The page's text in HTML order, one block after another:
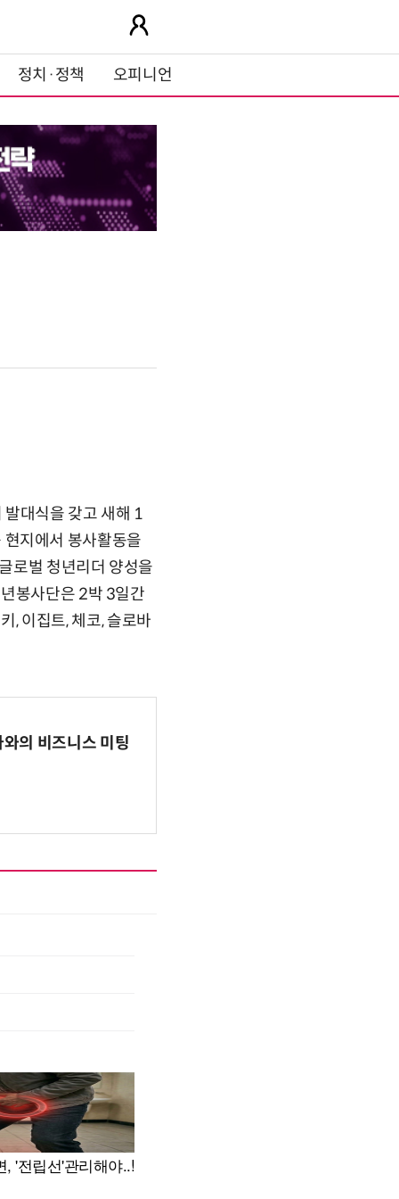
정치·정책 오피니언
대식을 갖고 새해 1
지에서 봉사활동을
로벌 청년리더 양성을
봉사단은 2박 3일간
, 이집트, 체코, 슬로바
의 비즈니스 미팅